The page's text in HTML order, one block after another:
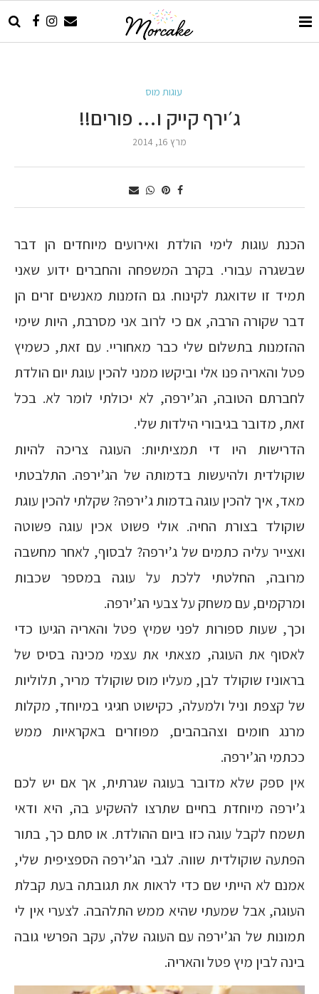
עוגות מוס
ג׳ירף קייק ו… פורים!!
מרץ 16, 2014
הכנת עוגות לימי הולדת ואירועים מיוחדים הן דבר
שבשגרה עבורי. בקרב המשפחה והחברים ידוע שאני
תמיד זו שדואגת לקינוח. גם הזמנות מאנשים זרים הן
דבר שקורה הרבה, אם כי לרוב אני מסרבת, היות שימי
ההזמנות בתשלום שלי כבר מאחוריי. עם זאת, כשמיץ
פטל והאריה פנו אלי וביקשו ממני להכין עוגת יום הולדת
לחברתם הטובה, הג’ירפה, לא יכולתי לומר לא. בכל
זאת, מדובר בגיבורי הילדות שלי.
הדרישות היו די תמציתיות: העוגה צריכה להיות
שוקולדית ולהיעשות בדמותה של הג’ירפה. התלבטתי
מאד, איך להכין עוגה בדמות ג’ירפה? שקלתי להכין עוגת
שוקולד בצורת החיה. אולי פשוט אכין עוגה פשוטה
ואצייר עליה כתמים של ג’ירפה? לבסוף, לאחר מחשבה
מרובה, החלטתי ללכת על עוגה במספר שכבות
ומרקמים, עם משחק על צבעי הג’ירפה.
וכך, שעות ספורות לפני שמיץ פטל והאריה הגיעו כדי
לאסוף את העוגה, מצאתי את עצמי מכינה בסיס של
בראוניז שוקולד לבן, מעליו מוס שוקולד מריר, תלוליות
של קצפת וניל ולמעלה, כקישוט חגיגי במיוחד, מקלות
מרנג חומים וצהבהבים, מפוזרים באקראיות ממש
ככתמי הג’ירפה.
אין ספק שלא מדובר בעוגה שגרתית, אך אם יש לכם
ג’ירפה מיוחדת בחיים שתרצו להשקיע בה, היא ודאי
תשמח לקבל עוגה כזו ביום ההולדת. או סתם כך, בתור
הפתעה שוקולדית שווה. לגבי הג’ירפה הספציפית שלי,
אמנם לא הייתי שם כדי לראות את תגובתה בעת קבלת
העוגה, אבל שמעתי שהיא ממש התלהבה. לצערי אין לי
תמונות של הג’ירפה עם העוגה שלה, עקב הפרשי גובה
בינה לבין מיץ פטל והאריה.